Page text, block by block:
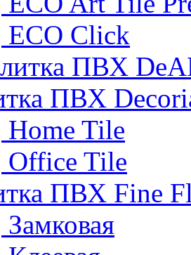
ECO Click
ПВХ
ПВХ
Home Tile
Office Tile
ПВХ Fine
Замковая